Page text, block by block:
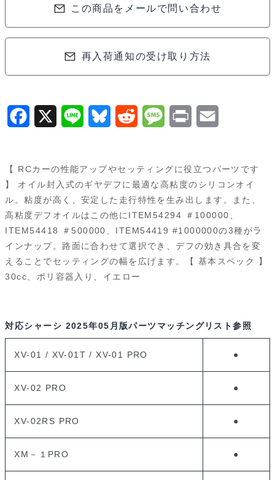
この商品をメールで問い合わせ
再入荷通知の受け取り方法
e
b
o
o
X
e
B
e
s
k
y
R
d
i
t
M
s
a
g
e
P
n
t
i
【 RCカーの性能アップやセッティングに役立つパーツです
】 オイル封入式のギヤデフに最適な高粘度のシリコンオイ
ル。粘度が高く、安定した走行特性を生み出します。また、
高粘度デフオイルはこの他にITEM54294 ＃100000、
ITEM54418 ＃500000、ITEM54419 #1000000の3種がラ
インナップ。路面に合わせて選択でき、デフの効き具合を変
えることでセッティングの幅を広げます。【 基本スペック 】
30cc、ポリ容器入り、イエロー
対応シャーシ 2025年05月版パーツマッチングリスト参照
XV-01 / XV-01T / XV-01 PRO ●
XV-02 PRO ●
XV-02RS PRO ●
XM－１PRO ●